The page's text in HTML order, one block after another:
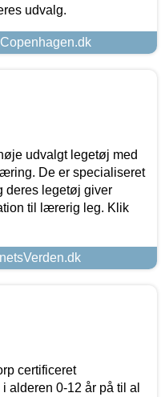
udvalg.
udvalgt legetøj med
De er specialiseret
deres legetøj giver
til lærerig leg. Klik
certificeret
0-12 år på til al